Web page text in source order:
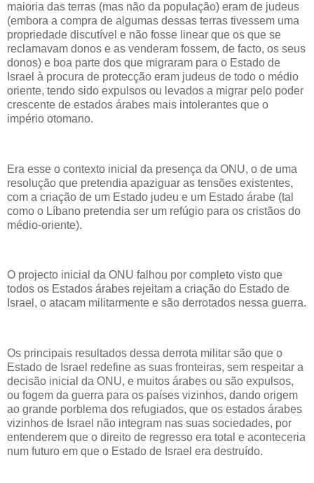
maioria das terras (mas não da população) eram de judeus
(embora a compra de algumas dessas terras tivessem uma
propriedade discutível e não fosse linear que os que se
reclamavam donos e as venderam fossem, de facto, os seus
donos) e boa parte dos que migraram para o Estado de
Israel à procura de protecção eram judeus de todo o médio
oriente, tendo sido expulsos ou levados a migrar pelo poder
crescente de estados árabes mais intolerantes que o
império otomano.
Era esse o contexto inicial da presença da ONU, o de uma
resolução que pretendia apaziguar as tensões existentes,
com a criação de um Estado judeu e um Estado árabe (tal
como o Líbano pretendia ser um refúgio para os cristãos do
médio-oriente).
O projecto inicial da ONU falhou por completo visto que
todos os Estados árabes rejeitam a criação do Estado de
Israel, o atacam militarmente e são derrotados nessa guerra.
Os principais resultados dessa derrota militar são que o
Estado de Israel redefine as suas fronteiras, sem respeitar a
decisão inicial da ONU, e muitos árabes ou são expulsos,
ou fogem da guerra para os países vizinhos, dando origem
ao grande porblema dos refugiados, que os estados árabes
vizinhos de Israel não integram nas suas sociedades, por
entenderem que o direito de regresso era total e aconteceria
num futuro em que o Estado de Israel era destruído.